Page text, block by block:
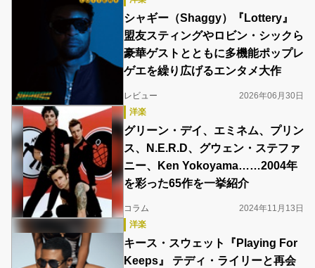
シャギー（Shaggy）『Lottery』
盟友スティングやロビン・シックら
豪華ゲストとともに多機能ポップレ
ゲエを繰り広げるエンタメ大作
レビュー
2026年06月30日
洋楽
グリーン・デイ、エミネム、プリン
ス、N.E.R.D、グウェン・ステファ
ニー、Ken Yokoyama……2004年
を彩った65作を一挙紹介
コラム
2024年11月13日
洋楽
キース・スウェット『Playing For
Keeps』 テディ・ライリーと再会